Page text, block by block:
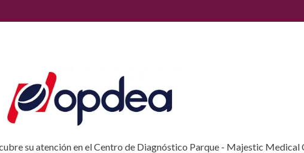
su atención en el Centro de Diagnóstico Parque - Majestic Medical